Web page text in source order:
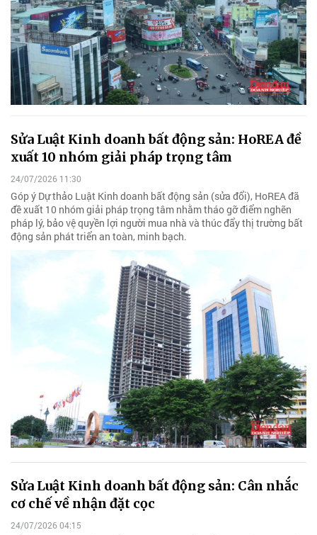
Sửa Luật Kinh doanh bất động sản: HoREA đề
xuất 10 nhóm giải pháp trọng tâm
24/07/2026 11:30
Góp ý Dự thảo Luật Kinh doanh bất động sản (sửa đổi), HoREA đã
đề xuất 10 nhóm giải pháp trọng tâm nhằm tháo gỡ điểm nghẽn
pháp lý, bảo vệ quyền lợi người mua nhà và thúc đẩy thị trường bất
động sản phát triển an toàn, minh bạch.
Sửa Luật Kinh doanh bất động sản: Cân nhắc
cơ chế về nhận đặt cọc
24/07/2026 04:15